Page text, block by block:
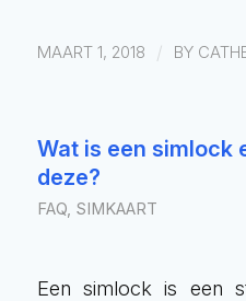
MAART 1, 2018 / BY
Wat is een simlock
deze?
FAQ, SIMKAART
Een simlock is een